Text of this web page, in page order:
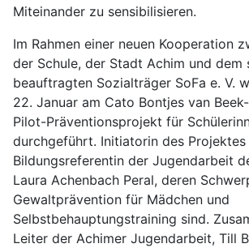
Miteinander zu sensibilisieren.
Im Rahmen einer neuen Kooperation
der Schule, der Stadt Achim und dem
beauftragten Sozialträger SoFa e. V.
22. Januar am Cato Bontjes van
Pilot-Präventionsprojekt für
durchgeführt. Initiatorin des
Bildungsreferentin der Jugendarbeit
Laura Achenbach Peral, deren
Gewaltprävention für Mädchen und
Selbstbehauptungstraining sind.
Leiter der Achimer Jugendarbeit, Till